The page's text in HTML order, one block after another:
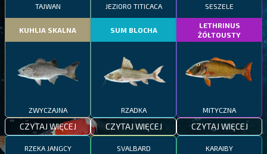
TAJWAN
KUHLIA SKALNA
ZWYCZAJNA
CZYTAJ WIĘCEJ
JEZIORO TITICACA
SUM BLOCHA
RZADKA
CZYTAJ WIĘCEJ
SESZELE
LETHRINUS
ŻÓŁTOUSTY
MITYCZNA
CZYTAJ WIĘCEJ
RZEKA JANGCY SVALBARD KARAIBY